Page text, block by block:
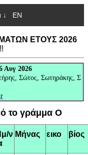
↓ EN
ΕΤΟΥΣ 2026
Αυγ 2026
Σώτος, Σωτηράκης, Σ
το γράμμα Ο
ν Μήνας εικο βίος